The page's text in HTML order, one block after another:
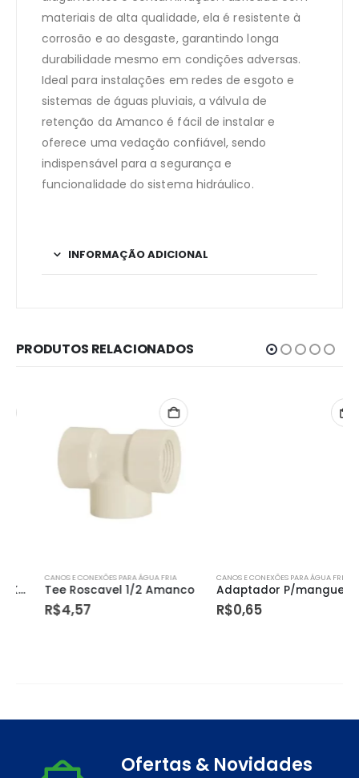
materiais de alta qualidade, ela é resistente à
corrosão e ao desgaste, garantindo longa
durabilidade mesmo em condições adversas.
Ideal para instalações em redes de esgoto e
sistemas de águas pluviais, a válvula de
retenção da Amanco é fácil de instalar e
oferece uma vedação confiável, sendo
indispensável para a segurança e
funcionalidade do sistema hidráulico.
INFORMAÇÃO ADICIONAL
PRODUTOS RELACIONADOS
CANOS E CONEXÕES PARA ÁGUA FRIA
Tee Roscavel 1/2 Amanco
4,57
CANOS E CONEXÕES PARA ÁGUA FRIA
Adaptador P/mangueira 1/2
0,65
Ofertas & Novidades